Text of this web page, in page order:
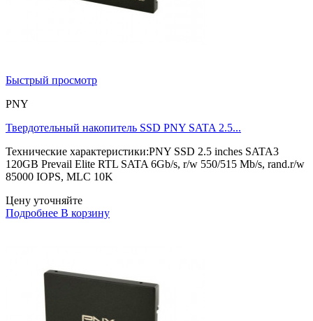
Быстрый просмотр
PNY
Твердотельный накопитель SSD PNY SATA 2.5...
Технические характеристики:PNY SSD 2.5 inches SATA3
120GB Prevail Elite RTL SATA 6Gb/s, r/w 550/515 Mb/s, rand.r/w
85000 IOPS, MLC 10K
Цену уточняйте
Подробнее В корзину